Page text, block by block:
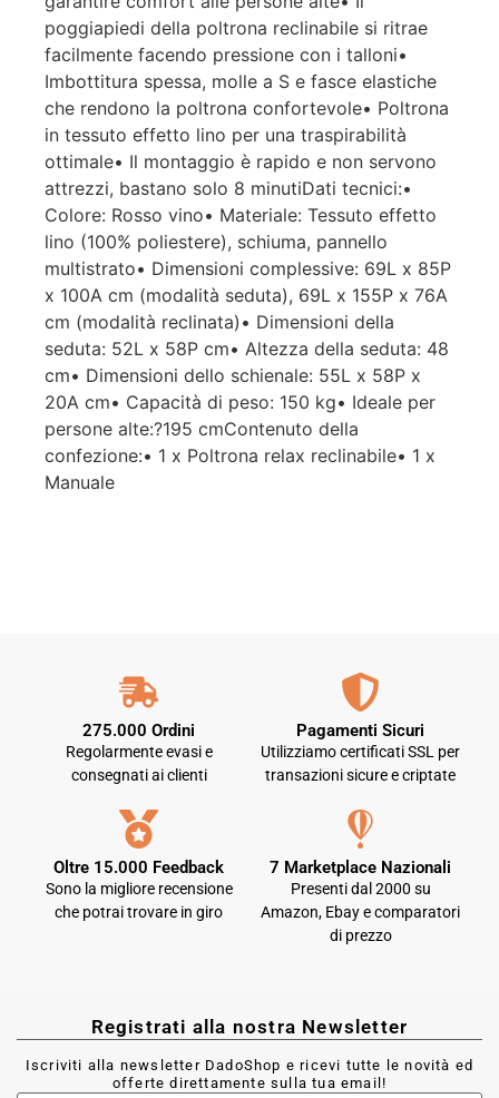
poggiapiedi della poltrona reclinabile si ritrae
facilmente facendo pressione con i talloni•
Imbottitura spessa, molle a S e fasce elastiche
che rendono la poltrona confortevole• Poltrona
in tessuto effetto lino per una traspirabilità
ottimale• Il montaggio è rapido e non servono
attrezzi, bastano solo 8 minutiDati tecnici:•
Colore: Rosso vino• Materiale: Tessuto effetto
lino (100% poliestere), schiuma, pannello
multistrato• Dimensioni complessive: 69L x 85P
x 100A cm (modalità seduta), 69L x 155P x 76A
cm (modalità reclinata)• Dimensioni della
seduta: 52L x 58P cm• Altezza della seduta: 48
cm• Dimensioni dello schienale: 55L x 58P x
20A cm• Capacità di peso: 150 kg• Ideale per
persone alte:?195 cmContenuto della
confezione:• 1 x Poltrona relax reclinabile• 1 x
Manuale
275.000 Ordini
Regolarmente evasi e
consegnati ai clienti
Pagamenti Sicuri
Utilizziamo certificati SSL per
transazioni sicure e criptate
Oltre 15.000 Feedback
Sono la migliore recensione
che potrai trovare in giro
7 Marketplace Nazionali
Presenti dal 2000 su
Amazon, Ebay e comparatori
di prezzo
Registrati alla nostra Newsletter
Iscriviti alla newsletter DadoShop e ricevi tutte le novità ed
offerte direttamente sulla tua email!